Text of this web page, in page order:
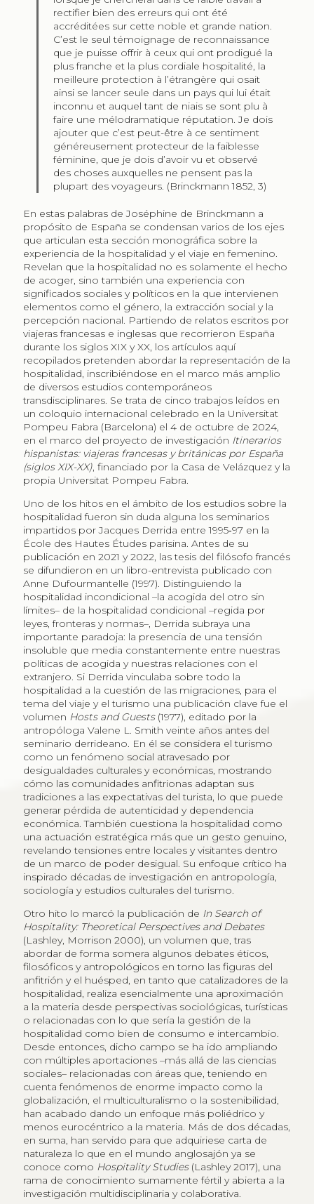
rectifier bien des erreurs qui ont été
accréditées sur cette noble et grande nation.
C’est le seul témoignage de reconnaissance
que je puisse offrir à ceux qui ont prodigué la
plus franche et la plus cordiale hospitalité, la
meilleure protection à l’étrangère qui osait
ainsi se lancer seule dans un pays qui lui était
inconnu et auquel tant de niais se sont plu à
faire une mélodramatique réputation. Je dois
ajouter que c’est peut-être à ce sentiment
généreusement protecteur de la faiblesse
féminine, que je dois d’avoir vu et observé
des choses auxquelles ne pensent pas la
plupart des voyageurs. (Brinckmann 1852, 3)
En estas palabras de Joséphine de Brinckmann a
propósito de España se condensan varios de los ejes
que articulan esta sección monográfica sobre la
experiencia de la hospitalidad y el viaje en femenino.
Revelan que la hospitalidad no es solamente el hecho
de acoger, sino también una experiencia con
significados sociales y políticos en la que intervienen
elementos como el género, la extracción social y la
percepción nacional. Partiendo de relatos escritos por
viajeras francesas e inglesas que recorrieron España
durante los siglos XIX y XX, los artículos aquí
recopilados pretenden abordar la representación de la
hospitalidad, inscribiéndose en el marco más amplio
de diversos estudios contemporáneos
transdisciplinares. Se trata de cinco trabajos leídos en
un coloquio internacional celebrado en la Universitat
Pompeu Fabra (Barcelona) el 4 de octubre de 2024,
en el marco del proyecto de investigación Itinerarios
hispanistas: viajeras francesas y británicas por España
(siglos XIX-XX), financiado por la Casa de Velázquez y la
propia Universitat Pompeu Fabra.
Uno de los hitos en el ámbito de los estudios sobre la
hospitalidad fueron sin duda alguna los seminarios
impartidos por Jacques Derrida entre 1995‑97 en la
École des Hautes Études parisina. Antes de su
publicación en 2021 y 2022, las tesis del filósofo francés
se difundieron en un libro-entrevista publicado con
Anne Dufourmantelle (1997). Distinguiendo la
hospitalidad incondicional –la acogida del otro sin
límites– de la hospitalidad condicional –regida por
leyes, fronteras y normas–, Derrida subraya una
importante paradoja: la presencia de una tensión
insoluble que media constantemente entre nuestras
políticas de acogida y nuestras relaciones con el
extranjero. Si Derrida vinculaba sobre todo la
hospitalidad a la cuestión de las migraciones, para el
tema del viaje y el turismo una publicación clave fue el
volumen Hosts and Guests(1977), editado por la
antropóloga Valene L. Smith veinte años antes del
seminario derrideano. En él se considera el turismo
como un fenómeno social atravesado por
desigualdades culturales y económicas, mostrando
cómo las comunidades anfitrionas adaptan sus
tradiciones a las expectativas del turista, lo que puede
generar pérdida de autenticidad y dependencia
económica. También cuestiona la hospitalidad como
una actuación estratégica más que un gesto genuino,
revelando tensiones entre locales y visitantes dentro
de un marco de poder desigual. Su enfoque crítico ha
inspirado décadas de investigación en antropología,
sociología y estudios culturales del turismo.
Otro hito lo marcó la publicación de In Search of
Hospitality: Theoretical Perspectives and Debates
(Lashley, Morrison 2000), un volumen que, tras
abordar de forma somera algunos debates éticos,
filosóficos y antropológicos en torno las figuras del
anfitrión y el huésped, en tanto que catalizadores de la
hospitalidad, realiza esencialmente una aproximación
a la materia desde perspectivas sociológicas, turísticas
o relacionadas con lo que sería la gestión de la
hospitalidad como bien de consumo e intercambio.
Desde entonces, dicho campo se ha ido ampliando
con múltiples aportaciones –más allá de las ciencias
sociales– relacionadas con áreas que, teniendo en
cuenta fenómenos de enorme impacto como la
globalización, el multiculturalismo o la sostenibilidad,
han acabado dando un enfoque más poliédrico y
menos eurocéntrico a la materia. Más de dos décadas,
en suma, han servido para que adquiriese carta de
naturaleza lo que en el mundo anglosajón ya se
conoce como Hospitality Studies (Lashley 2017), una
rama de conocimiento sumamente fértil y abierta a la
investigación multidisciplinaria y colaborativa.